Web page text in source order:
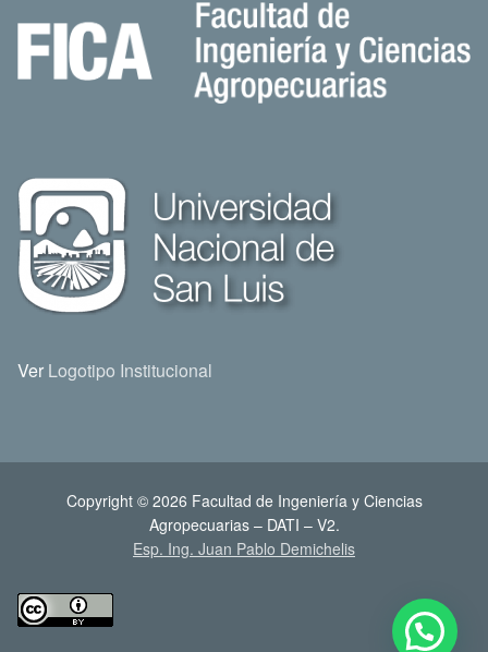
Ver Logotipo Institucional
Copyright © 2026 Facultad de Ingeniería y Ciencias
Agropecuarias – DATI – V2.
Esp. Ing. Juan Pablo Demichelis